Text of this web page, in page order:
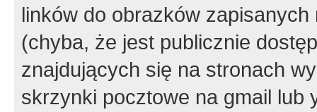
linków do obrazków
(chyba, że jest publicznie
znajdujących się na stronach
skrzynki pocztowe na gmail lub